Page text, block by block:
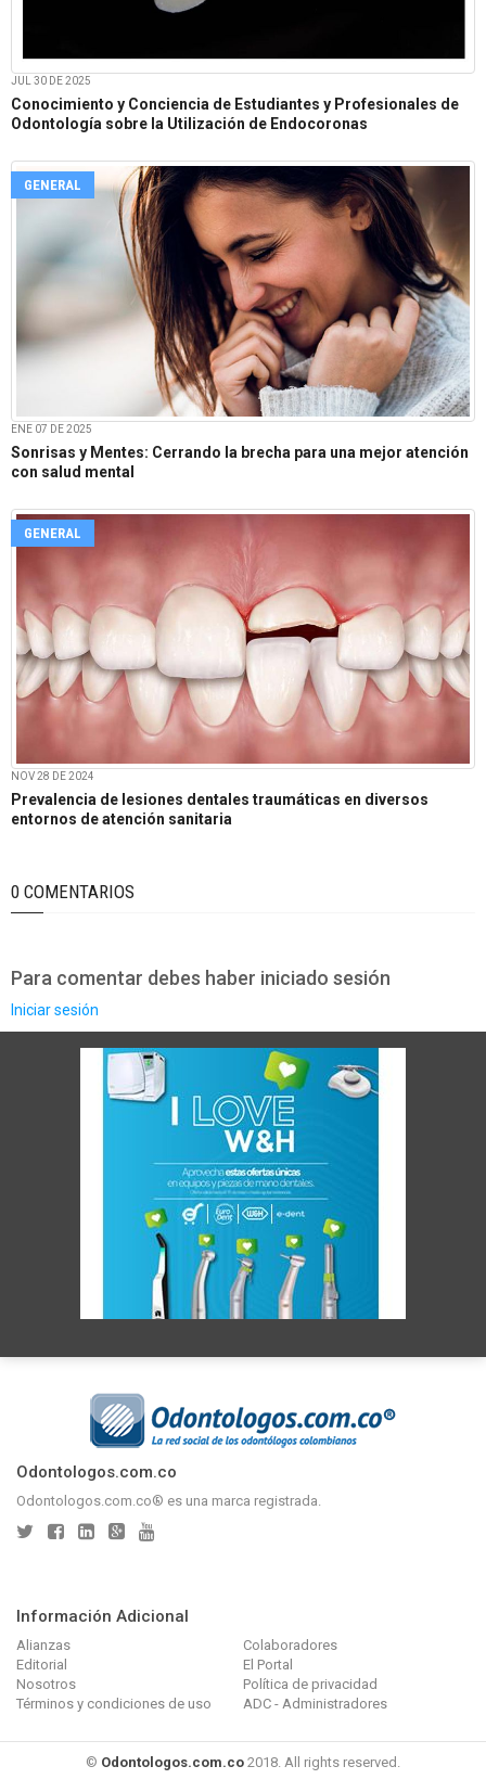
JUL 30 DE 2025
Conocimiento y Conciencia de Estudiantes y Profesionales de
Odontología sobre la Utilización de Endocoronas
GENERAL
ENE 07 DE 2025
Sonrisas y Mentes: Cerrando la brecha para una mejor atención
con salud mental
GENERAL
NOV 28 DE 2024
Prevalencia de lesiones dentales traumáticas en diversos
entornos de atención sanitaria
0 COMENTARIOS
Para comentar debes haber iniciado sesión
Iniciar sesión
Odontologos.com.co
Odontologos.com.co® es una marca registrada.
Información Adicional
Alianzas
Colaboradores
Editorial
El Portal
Nosotros
Política de privacidad
Términos y condiciones de uso
ADC - Administradores
© Odontologos.com.co 2018. All rights reserved.